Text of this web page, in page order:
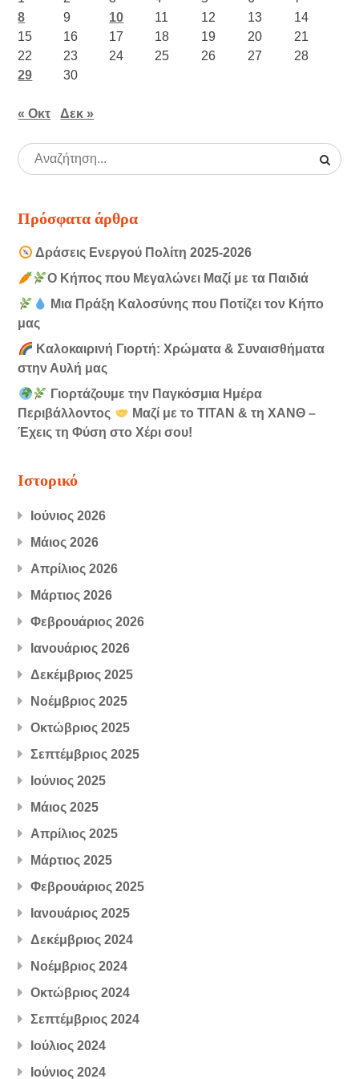
8
9 10 11 12 13
14
15
16 17 18 19 20
21
22
23 24 25 26 27
28
29
30
« Οκτ Δεκ »
Πρόσφατα άρθρα
Δράσεις Ενεργού Πολίτη 2025-2026
Ο Κήπος που Μεγαλώνει Μαζί με τα Παιδιά
Μια Πράξη Καλοσύνης που Ποτίζει τον Κήπο
μας
Καλοκαιρινή Γιορτή: Χρώματα & Συναισθήματα
στην Αυλή μας
Γιορτάζουμε την Παγκόσμια Ημέρα
Περιβάλλοντος
Μαζί με το ΤΙΤΑΝ & τη ΧΑΝΘ –
Έχεις τη Φύση στο Χέρι σου!
Ιστορικό
Ιούνιος 2026
Μάιος 2026
Απρίλιος 2026
Μάρτιος 2026
Φεβρουάριος 2026
Ιανουάριος 2026
Δεκέμβριος 2025
Νοέμβριος 2025
Οκτώβριος 2025
Σεπτέμβριος 2025
Ιούνιος 2025
Μάιος 2025
Απρίλιος 2025
Μάρτιος 2025
Φεβρουάριος 2025
Ιανουάριος 2025
Δεκέμβριος 2024
Νοέμβριος 2024
Οκτώβριος 2024
Σεπτέμβριος 2024
Ιούλιος 2024
Ιούνιος 2024